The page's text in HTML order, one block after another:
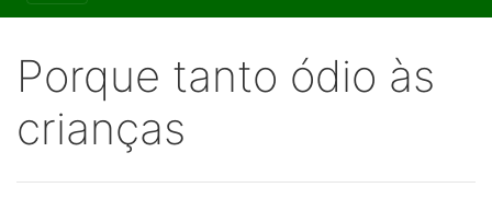
Porque tanto ódio às
crianças